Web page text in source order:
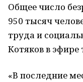
Общее число
950 тысяч
труда и
Котяков в эфире
«В последние